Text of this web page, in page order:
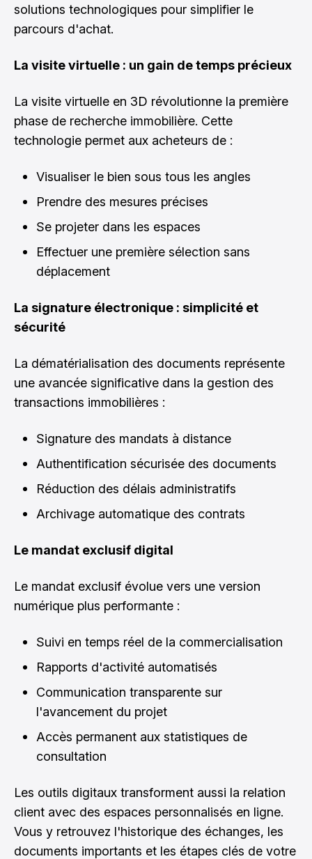
solutions technologiques pour simplifier le
parcours d'achat.
La visite virtuelle : un gain de temps précieux
La visite virtuelle en 3D révolutionne la première
phase de recherche immobilière. Cette
technologie permet aux acheteurs de :
Visualiser le bien sous tous les angles
Prendre des mesures précises
Se projeter dans les espaces
Effectuer une première sélection sans
déplacement
La signature électronique : simplicité et
sécurité
La dématérialisation des documents représente
une avancée significative dans la gestion des
transactions immobilières :
Signature des mandats à distance
Authentification sécurisée des documents
Réduction des délais administratifs
Archivage automatique des contrats
Le mandat exclusif digital
Le mandat exclusif évolue vers une version
numérique plus performante :
Suivi en temps réel de la commercialisation
Rapports d'activité automatisés
Communication transparente sur
l'avancement du projet
Accès permanent aux statistiques de
consultation
Les outils digitaux transforment aussi la relation
client avec des espaces personnalisés en ligne.
Vous y retrouvez l'historique des échanges, les
documents importants et les étapes clés de votre